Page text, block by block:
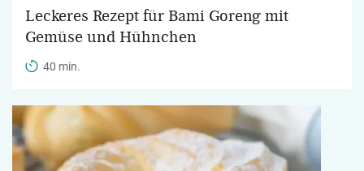
Leckeres Rezept für Bami Goreng mit
Gemüse und Hühnchen
40 min.